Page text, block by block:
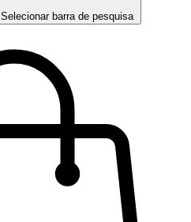
Selecionar barra de pesquisa